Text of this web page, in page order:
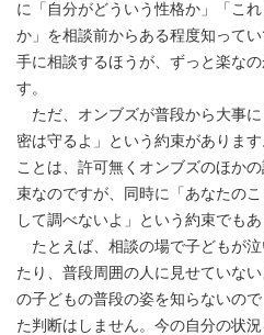
に「自分がどういう性格か」「こ
か」を相談前からある程度知って
手に相談するほうが、ずっと楽な
す。
ただ、オンブズが普段から大事
密は守るよ」という約束がありま
ことは、許可無くオンブズのほか
束なのですが、同時に「あなたの
して調べないよ」という約束でもあ
たとえば、相談の場で子どもが
たり、普段周囲の人に見せていな
の子どもの普段の姿を知らないの
た判断はしません。今の自分の状